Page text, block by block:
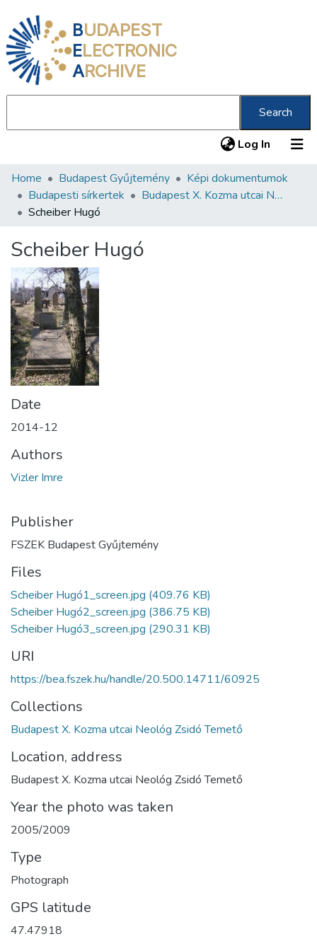
BUDAPEST
ELECTRONIC
ARCHIVE
Search
Log In (current)
Communities & Collections
All of DSpace
About us
Home Budapest Gyűjtemény
Képi dokumentumok
Budapesti sírkertek
Budapest X. Kozma utcai Neológ Zsidó Temető
Scheiber Hugó
Scheiber Hugó
Date
2014-12
Authors
Vizler Imre
Publisher
FSZEK Budapest Gyűjtemény
Files
Scheiber Hugó1_screen.jpg (409.76 KB)
Scheiber Hugó2_screen.jpg (386.75 KB)
Scheiber Hugó3_screen.jpg (290.31 KB)
URI
https://bea.fszek.hu/handle/20.500.14711/60925
Collections
Budapest X. Kozma utcai Neológ Zsidó Temető
Location, address
Budapest X. Kozma utcai Neológ Zsidó Temető
Year the photo was taken
2005/2009
Type
Photograph
GPS latitude
47.47918